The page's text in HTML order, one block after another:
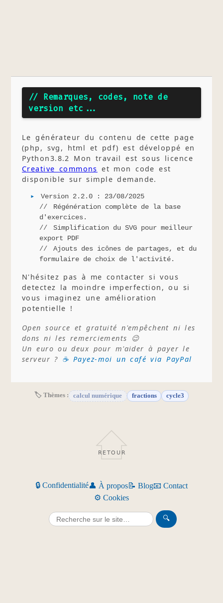
// Remarques, codes, note de
version etc...
Le générateur du contenu de cette page
(php, svg, html et pdf) est développé en
Python3.8.2 Mon travail est sous licence
Creative commons et mon code est
disponible sur simple demande.
Version 2.2.0 : 23/08/2025
Régénération complète de la base
d'exercices.
Simplification du SVG pour meilleur
export PDF
Ajouts des icônes de partages, et du
formulaire de choix de l'activité.
N'hésitez pas à me contacter si vous
detectez la moindre imperfection, ou si
vous imaginez une amélioration
potentielle !
Open source et gratuité n'empêchent ni les
dons ni les remerciements 😉
Un euro ou deux pour m'aider à payer le
serveur ? ☕ Payez-moi un café via PayPal
🏷 Thèmes : calcul numérique fractions cycle3
RETOUR
🔒 Confidentialité👤 À propos📝 Blog📧 Contact
⚙️ Cookies
🔍